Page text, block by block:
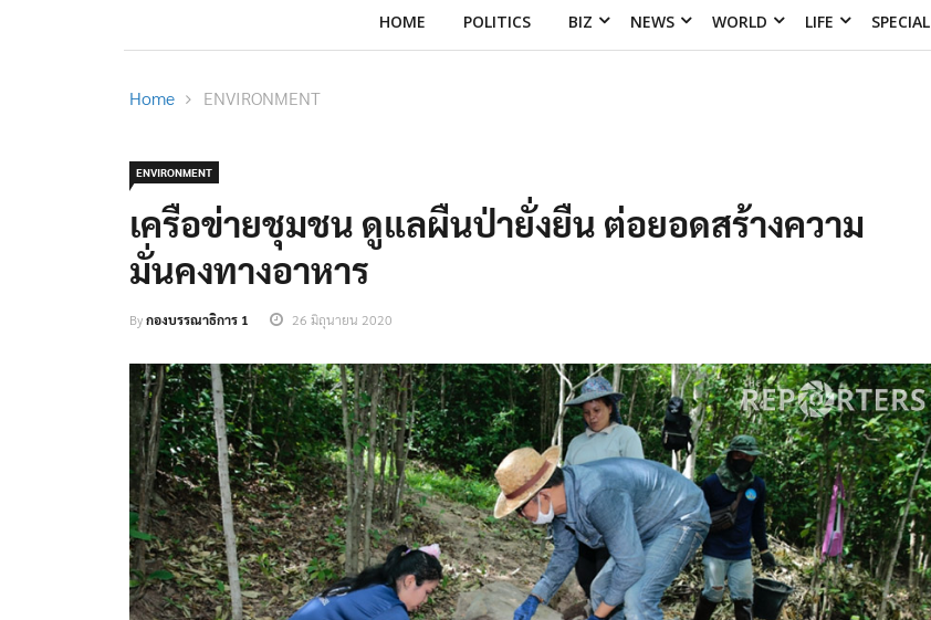
HOME POLITICS BIZ NEWS WORLD LIFE SPECIAL
Home ENVIRONMENT
ENVIRONMENT
เครือข่ายชุมชน ดูแลผืนป่ายั่งยืน ต่อยอดสร้างความ
มั่นคงทางอาหาร
Byกองบรรณาธิการ 1 26 มิถุนายน 2020